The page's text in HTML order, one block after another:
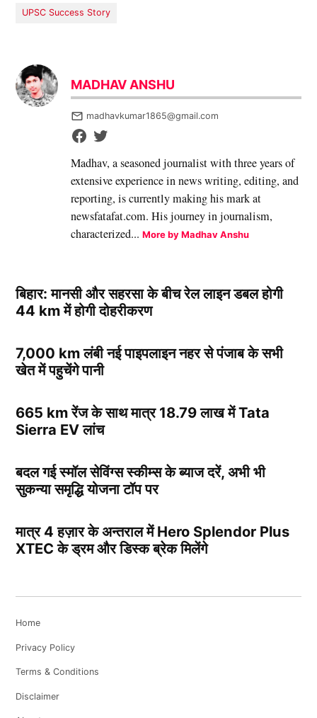
UPSC Success Story
MADHAV ANSHU
madhavkumar1865@gmail.com
Madhav, a seasoned journalist with three years of
extensive experience in news writing, editing, and
reporting, is currently making his mark at
newsfatafat.com. His journey in journalism,
characterized...More by Madhav Anshu
बिहार: मानसी और सहरसा के बीच रेल लाइन डबल होगी
44 km में होगी दोहरीकरण
7,000 km लंबी नई पाइपलाइन नहर से पंजाब के सभी
खेत में पहुचेंगे पानी
665 km रेंज के साथ मात्र 18.79 लाख में Tata
Sierra EV लांच
बदल गई स्मॉल सेविंग्स स्कीम्स के ब्याज दरें, अभी भी
सुकन्या समृद्धि योजना टॉप पर
मात्र 4 हज़ार के अन्तराल में Hero Splendor Plus
XTEC के ड्रम और डिस्क ब्रेक मिलेंगे
Home
Privacy Policy
Terms & Conditions
Disclaimer